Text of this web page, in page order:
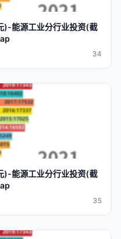
)-能源工业分行业投资(截
p
34
)-能源工业分行业投资(截
p
35